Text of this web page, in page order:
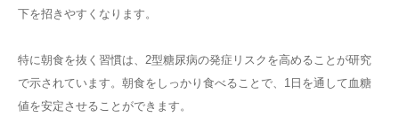
下を招きやすくなります。
特に朝食を抜く習慣は、2型糖尿病の発症リスクを高めることが研究
で示されています。朝食をしっかり食べることで、1日を通して血糖
値を安定させることができます。